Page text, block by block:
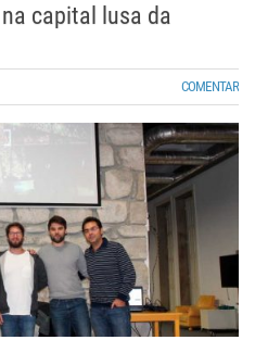
capital lusa da
COMENTAR